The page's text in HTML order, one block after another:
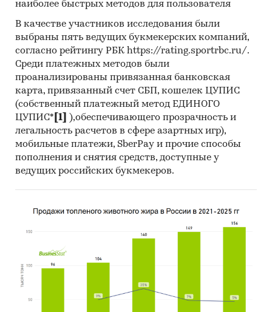
Опрос экспертов рынка компьютерной
Категории: Потребительские товары / ... /
Цифровая техника / Ноутбуки, планшеты,
компьютеры
Россия
наиболее быстрых методов для пользователя
В качестве участников исследования были
выбраны пять ведущих букмекерских компаний,
согласно рейтингу РБК https://rating.sportrbc.ru/.
Среди платежных методов были
проанализированы привязанная банковская
карта, привязанный счет СБП, кошелек ЦУПИС
(собственный платежный метод ЕДИНОГО
ЦУПИС* [1]
),обеспечивающего прозрачность и
легальность расчетов в сфере азартных игр),
мобильные платежи, SberPay и прочие способы
пополнения и снятия средств, доступные у
ведущих российских букмекеров.